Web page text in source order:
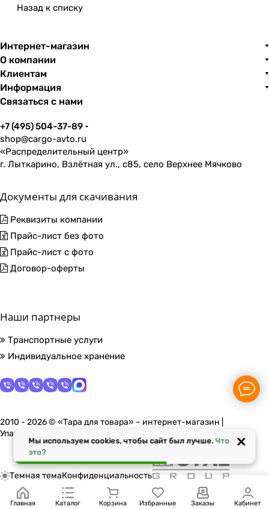
Назад к списку
Интернет-магазин
О компании
Клиентам
Информация
Связаться с нами
+7 (495) 504-37-89
shop@cargo-avto.ru
«Распределительный центр»
г. Лыткарино, Взлётная ул., с85, село Верхнее Мячково
Документы для скачивания
Реквизиты компании
Прайс-лист без фото
Прайс-лист с фото
Договор-оферты
Наши партнеры
Транспортные услуги
Индивидуальное хранение
2010 - 2026 © «Тара для товара» – интернет-магазин |
Упаковочные материалы в Москве
Темная темаКонфиденциальность
Главная Каталог Корзина Избранные Заказы Кабинет
Мы используем cookies, чтобы сайт был лучше.Что
это?
×